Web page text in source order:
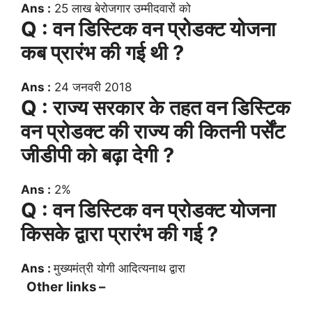
Ans : 25 लाख बेरोजगार उम्मीदवारों को
Q : वन डिस्टिक वन प्रोडक्ट योजना
कब प्रारंभ की गई थी ?
Ans : 24 जनवरी 2018
Q : राज्य सरकार के तहत वन डिस्टिक
वन प्रोडक्ट की राज्य की कितनी पर्सेंट
जीडीपी को बढ़ा देगी ?
Ans : 2%
Q : वन डिस्टिक वन प्रोडक्ट योजना
किसके द्वारा प्रारंभ की गई ?
Ans :मुख्यमंत्री योगी आदित्यनाथ द्वारा
Other links –